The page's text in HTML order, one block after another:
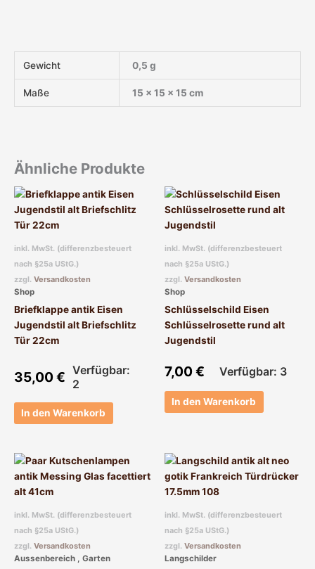
Gewicht 0,5 g
Maße 15 × 15 × 15 cm
Ähnliche Produkte
inkl. MwSt. (differenzbesteuert
nach §25a UStG.)
zzgl. Versandkosten
Shop
Briefklappe antik Eisen
Jugendstil alt Briefschlitz
Tür 22cm
35,00€ Verfügbar:
2
In den Warenkorb
inkl. MwSt. (differenzbesteuert
nach §25a UStG.)
zzgl. Versandkosten
Shop
Schlüsselschild Eisen
Schlüsselrosette rund alt
Jugendstil
7,00€ Verfügbar: 3
In den Warenkorb
inkl. MwSt. (differenzbesteuert
nach §25a UStG.)
zzgl. Versandkosten
Aussenbereich , Garten
inkl. MwSt. (differenzbesteuert
nach §25a UStG.)
zzgl. Versandkosten
Langschilder